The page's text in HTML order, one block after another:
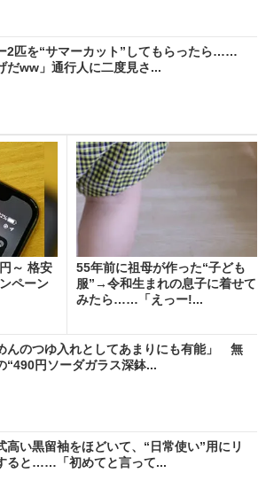
2匹を“サマーカット”してもらったら……
だww」通行人に二度見さ...
～ 格安
ペーン
55年前に祖母が作った“子ども
服”→令和生まれの息子に着せて
みたら……「えっー!...
んのつゆ入れとしてあまりにも有能」 無
“490円ソーダガラス深鉢...
高い黒留袖をほどいて、“日常使い”用にリ
ると……「初めてと言って...